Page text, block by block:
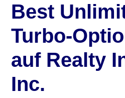
Best
Turbo-
auf Realty
Inc.